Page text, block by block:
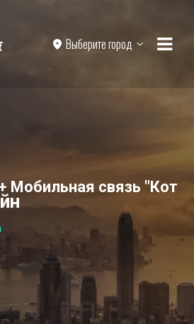
Выберите город
Мобильная связь "Кот